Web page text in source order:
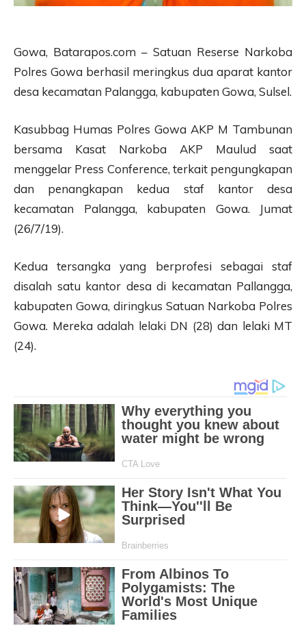
Gowa, Batarapos.com – Satuan Reserse Narkoba
Polres Gowa berhasil meringkus dua aparat kantor
desa kecamatan Palangga, kabupaten Gowa, Sulsel.
Kasubbag Humas Polres Gowa AKP M Tambunan
bersama Kasat Narkoba AKP Maulud saat
menggelar Press Conference, terkait pengungkapan
dan penangkapan kedua staf kantor desa
kecamatan Palangga, kabupaten Gowa. Jumat
(26/7/19).
Kedua tersangka yang berprofesi sebagai staf
disalah satu kantor desa di kecamatan Pallangga,
kabupaten Gowa, diringkus Satuan Narkoba Polres
Gowa. Mereka adalah lelaki DN (28) dan lelaki MT
(24).